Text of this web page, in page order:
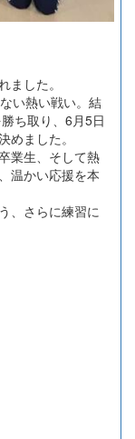
した。
い熱い戦い。結
ち取り、6月5日
ました。
業生、そして熱
温かい応援を本
、さらに練習に